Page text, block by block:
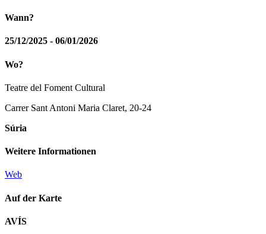
Wann?
25/12/2025 - 06/01/2026
Wo?
Teatre del Foment Cultural
Carrer Sant Antoni Maria Claret, 20-24
Súria
Weitere Informationen
Web
Auf der Karte
AVÍS